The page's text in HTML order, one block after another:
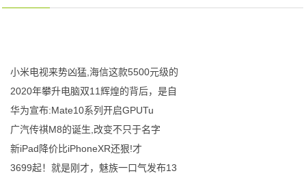
小米电视来势凶猛,海信这款5500元级的
2020年攀升电脑双11辉煌的背后，是自
华为宣布:Mate10系列开启GPUTu
广汽传祺M8的诞生,改变不只于名字
新iPad降价比iPhoneXR还狠!才
3699起！就是刚才，魅族一口气发布13